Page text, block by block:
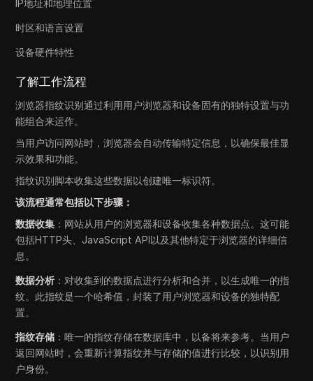
IP地址和地理位置
时区和语言设置
设备硬件特性
了解工作流程
浏览器指纹识别通过利用用户浏览器和设备固有的独特设置与功
能组合来运作。
当用户访问网站时，浏览器会自动传输特定信息，以确保最佳显
示效果和功能。
指纹识别脚本收集这些数据以创建唯一标识符。
该流程通常包括以下步骤：
数据收集 ：网站从用户的浏览器和设备收集各种数据点。这可能
包括HTTP头、JavaScript API以及其他特定于浏览器的详细信
息。
数据分析 ：对收集到的数据点进行分析和合并，以生成唯一的指
纹。此指纹是一个哈希值，封装了用户浏览器和设备的独特配
置。
指纹存储 ：唯一的指纹存储在数据库中，以备将来参考。当用户
返回网站时，会重新计算指纹并与存储的值进行比较，以识别用
户身份。